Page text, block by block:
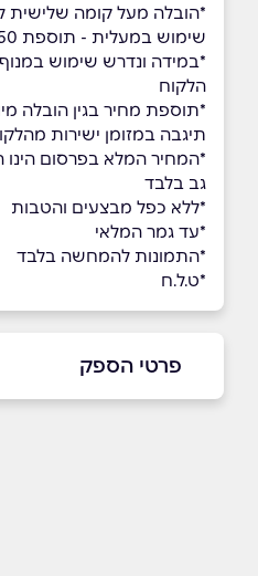
*הובלה מעל קומה
שימוש במעלית - תוספת ₪50 לקומה.
*במידה ונדרש שימוש
הלקוח
*תוספת מחיר בגין הובלה
תיגבה במזומן ישירות
*המחיר המלא בפרסום
גב בלבד
*ללא כפל מבצעים והטבות
*עד גמר המלאי
*התמונות להמחשה בלבד
*ט.ל.ח
פרטי הספק